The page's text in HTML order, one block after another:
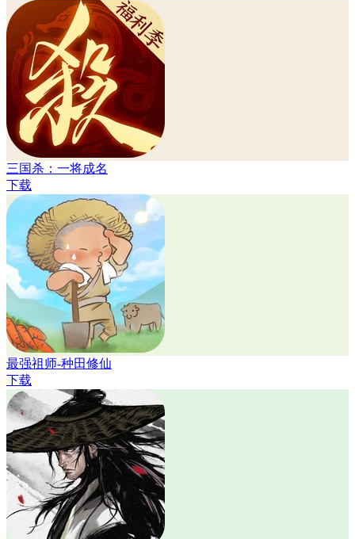
三国杀：一将成名
下载
最强祖师-种田修仙
下载